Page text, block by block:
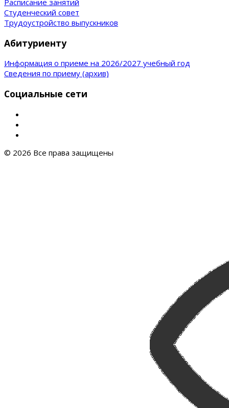
Расписание занятий
Студенческий совет
Трудоустройство выпускников
Абитуриенту
Информация о приеме на 2026/2027 учебный год
Сведения по приему (архив)
Социальные сети
© 2026 Все права защищены